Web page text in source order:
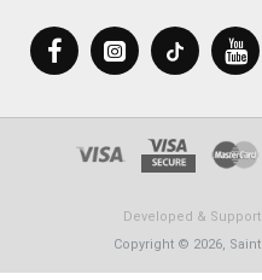
Developed &
Copyright © 2026,